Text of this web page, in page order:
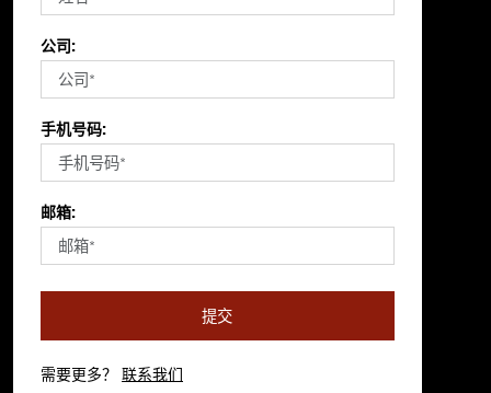
公司:
手机号码:
邮箱:
提交
需要更多？ 联系我们